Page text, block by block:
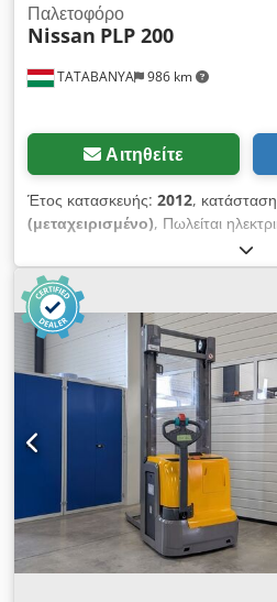
TATABANYA 986 km
Παλετοφόρο
Nissan PLP 200
Αιτηθείτε
Έτος κατασκευής: 2012,
(μεταχειρισμένο), Πωλείται
Nissan. 2 T χωρητικότητα, ύψος
λειτουργίας: 1571 ώρες Dedpfx